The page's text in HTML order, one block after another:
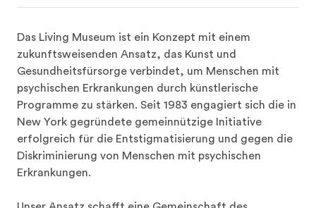
Das Living Museum ist ein Konzept mit einem
zukunftsweisenden Ansatz, das Kunst und
Gesundheitsfürsorge verbindet, um Menschen mit
psychischen Erkrankungen durch künstlerische
Programme zu stärken. Seit 1983 engagiert sich die in
New York gegründete gemeinnützige Initiative
erfolgreich für die Entstigmatisierung und gegen die
Diskriminierung von Menschen mit psychischen
Erkrankungen.